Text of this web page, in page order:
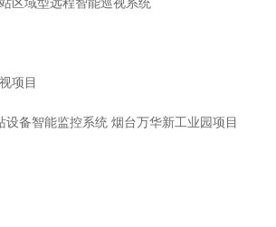
区域型远程智能巡视系统
项目
备智能监控系统 烟台万华新工业园项目